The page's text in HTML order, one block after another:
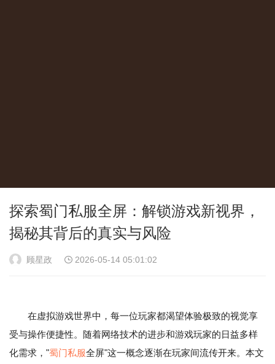
探索蜀门私服全屏：解锁游戏新视界，
揭秘其背后的真实与风险
顾星政 2026-05-14 05:01:02
在虚拟游戏世界中，每一位玩家都渴望体验极致的视觉享
受与操作便捷性。随着网络技术的进步和游戏玩家的日益多样
化需求，"蜀门私服全屏"这一概念逐渐在玩家间流传开来。本文